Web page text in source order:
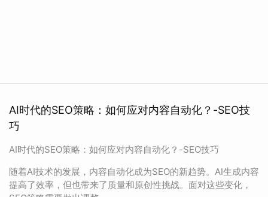
AI时代的SEO策略：如何应对内容自动化？-SEO技
巧
AI时代的SEO策略：如何应对内容自动化？-SEO技巧
随着AI技术的发展，内容自动化成为SEO的新趋势。AI生成内容
提高了效率，但也带来了质量和原创性挑战。面对这些变化，